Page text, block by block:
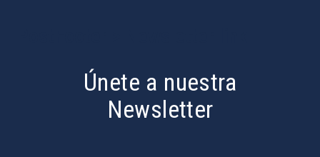
Únete a nuestra
Newsletter